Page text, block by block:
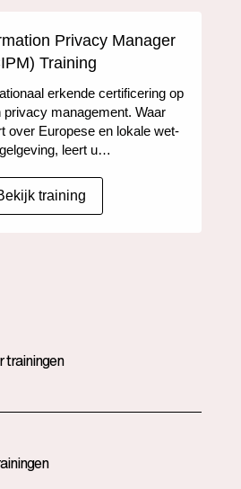
Privacy Manager
Training
erkende certificering op
privacy management. Waar
over Europese en lokale wet-
leert u…
training
trainingen